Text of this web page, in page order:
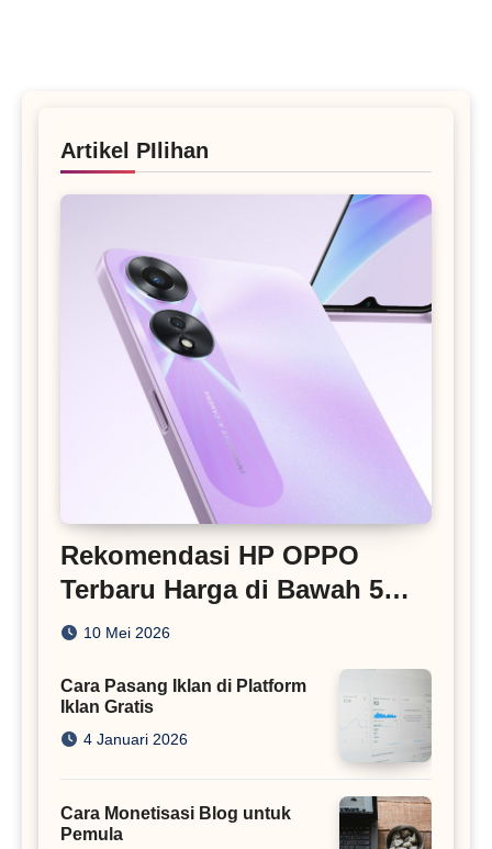
Artikel PIlihan
Rekomendasi HP OPPO
Terbaru Harga di Bawah 5
Juta
10 Mei 2026
Cara Pasang Iklan di Platform
Iklan Gratis
4 Januari 2026
Cara Monetisasi Blog untuk
Pemula